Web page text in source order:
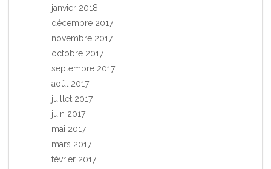
janvier 2018
décembre 2017
novembre 2017
octobre 2017
septembre 2017
août 2017
juillet 2017
juin 2017
mai 2017
mars 2017
février 2017